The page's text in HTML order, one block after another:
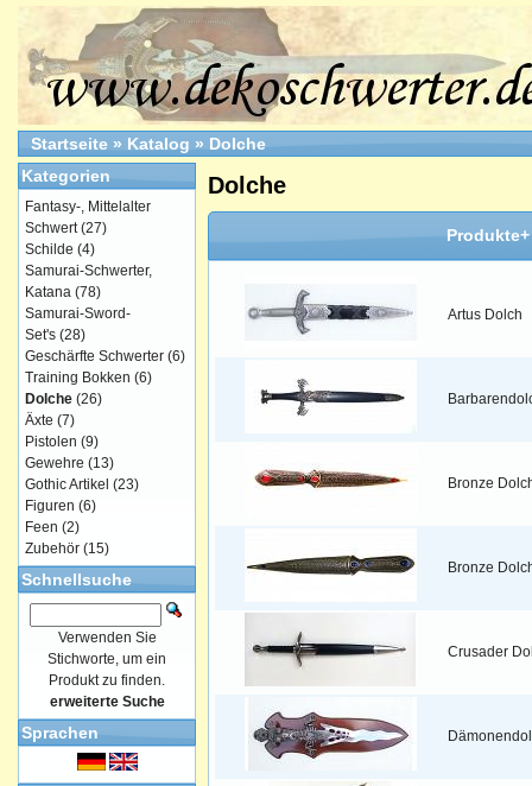
Startseite » Katalog » Dolche
Dolche
Produkte+
Artus Dolch
Bronze
Bronze
Crusader
Kategorien
Fantasy-, Mittelalter
Schwert(27)
Schilde (4)
Samurai-Schwerter,
Katana (78)
Samurai-Sword-
Set's (28)
Geschärfte Schwerter (6)
Training Bokken (6)
Dolche (26)
Äxte (7)
Pistolen (9)
Gewehre (13)
Gothic Artikel (23)
Figuren (6)
Feen (2)
Zubehör (15)
Schnellsuche
Verwenden Sie
Stichworte, um ein
Produkt zu finden.
erweiterte Suche
Sprachen